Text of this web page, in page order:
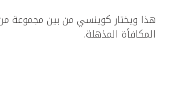
هذا ويختار كوينسي من بين مجموعة
المكافأة المذهلة.